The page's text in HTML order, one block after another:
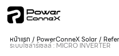
หน้าแรก / PowerConneX Solar/
ระบบโซล่าร์เซลล์ : MICRO INVERTER